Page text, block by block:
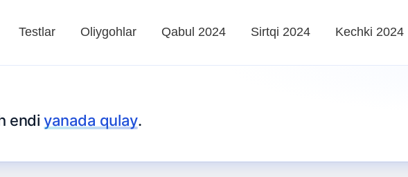
Testlar Oliygohlar Qabul 2024 Sirtqi 2024 Kechki 2024
endi yanada qulay.